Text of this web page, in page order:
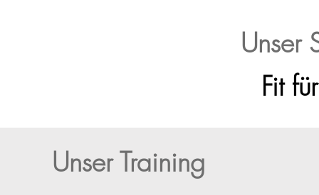
Unser
Fit
Unser Training